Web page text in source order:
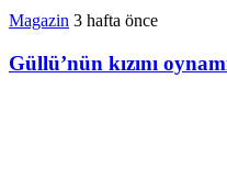
Magazin 3 hafta önce
Güllü’nün kızını